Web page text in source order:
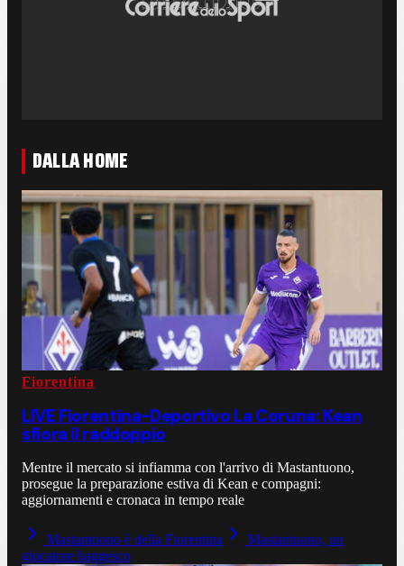
DALLA HOME
Fiorentina
LIVE Fiorentina-Deportivo La Coruna: Kean
sfiora il raddoppio
Mentre il mercato si infiamma con l'arrivo di Mastantuono,
prosegue la preparazione estiva di Kean e compagni:
aggiornamenti e cronaca in tempo reale
Mastantuono è della Fiorentina
Mastantuono, un
giocatore baggesco